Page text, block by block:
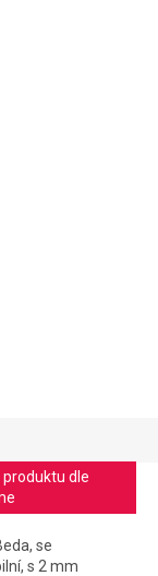
dle
se
s 2 mm